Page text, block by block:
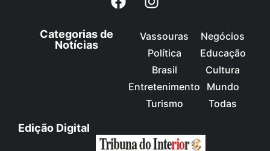
Categorias de
Notícias
Vassouras
Política
Brasil
Entretenimento
Turismo
Negócios
Educação
Cultura
Mundo
Todas
Edição Digital